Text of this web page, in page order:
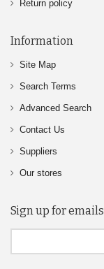
Return policy
Information
Site Map
Search Terms
Advanced Search
Contact Us
Suppliers
Our stores
Sign up for emails